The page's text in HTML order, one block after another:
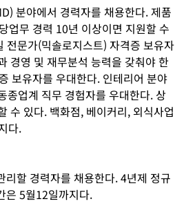
분야에서 경력자를 채용한다. 제품
업무 경력 10년 이상이면 지원할 수
전문가(믹솔로지스트) 자격증 보유자
경영 및 재무분석 능력을 갖춰야 한
보유자를 우대한다. 인테리어 분야
종업계 직무 경험자를 우대한다. 상
수 있다. 백화점, 베이커리, 외식사업
다.
할 경력자를 채용한다. 4년제 정규
은 5월12일까지다.